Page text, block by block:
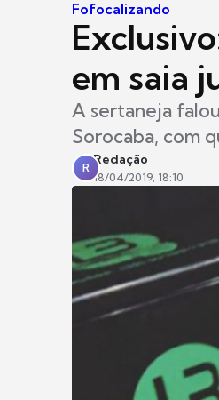
Fofocalizando
em saia
A sertaneja
Sorocaba, com
R
Redação
18/04/2019, 18:10